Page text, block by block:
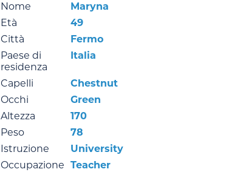
Nome
Maryna
Età
49
Città
Fermo
Paese di
residenza
Italia
Capelli
Chestnut
Occhi
Green
Altezza
170
Peso
78
Istruzione
University
Occupazione Teacher